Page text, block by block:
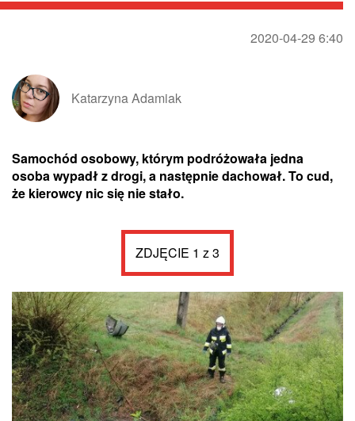
2020-04-29 6:40
Katarzyna Adamiak
Samochód osobowy, którym podróżowała jedna
osoba wypadł z drogi, a następnie dachował. To cud,
że kierowcy nic się nie stało.
ZDJĘCIE 1 z 3